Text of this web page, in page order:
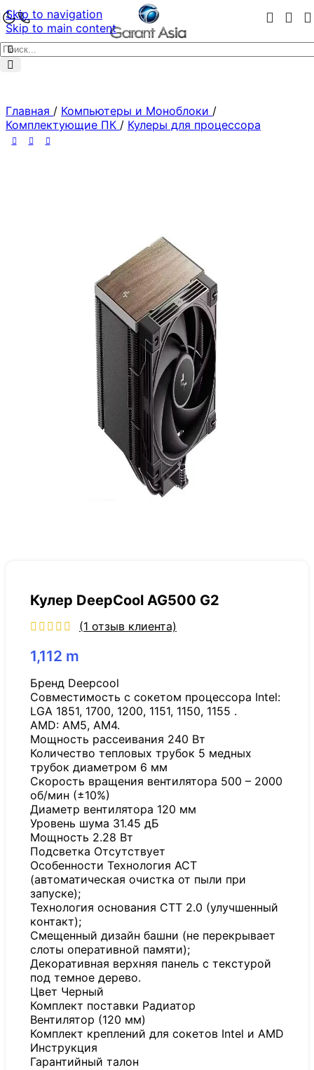
Skip to navigation
Skip to main content
Главная / Компьютеры и Моноблоки /
Комплектующие ПК / Кулеры для процессора
Кулер DeepCool AG500 G2
(1 отзыв клиента)
1,112 m
Бренд Deepcool
Совместимость с сокетом процессора Intel:
LGA 1851, 1700, 1200, 1151, 1150, 1155 .
AMD: AM5, AM4.
Мощность рассеивания 240 Вт
Количество тепловых трубок 5 медных
трубок диаметром 6 мм
Скорость вращения вентилятора 500 – 2000
об/мин (±10%)
Диаметр вентилятора 120 мм
Уровень шума 31.45 дБ
Мощность 2.28 Вт
Подсветка Отсутствует
Особенности Технология ACT
(автоматическая очистка от пыли при
запуске);
Технология основания CTT 2.0 (улучшенный
контакт);
Смещенный дизайн башни (не перекрывает
слоты оперативной памяти);
Декоративная верхняя панель с текстурой
под темное дерево.
Цвет Черный
Комплект поставки Радиатор
Вентилятор (120 мм)
Комплект креплений для сокетов Intel и AMD
Инструкция
Гарантийный талон